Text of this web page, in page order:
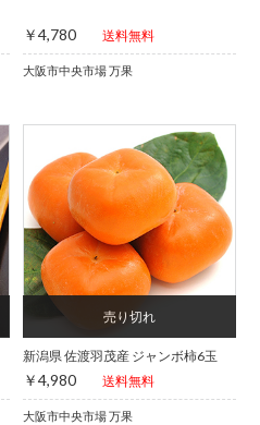
￥4,780 送料無料
大阪市中央市場 万果
新潟県 佐渡羽茂産 ジャンボ柿6玉
￥4,980 送料無料
大阪市中央市場 万果